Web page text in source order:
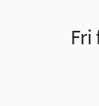
Fri